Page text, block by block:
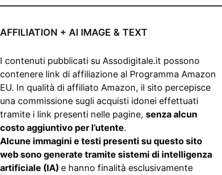
AFFILIATION + AI IMAGE & TEXT
I contenuti pubblicati su Assodigitale.it possono
contenere link di affiliazione al Programma Amazon
EU. In qualità di affiliato Amazon, il sito percepisce
una commissione sugli acquisti idonei effettuati
tramite i link presenti nelle pagine, senza alcun
costo aggiuntivo per l’utente.
Alcune immagini e testi presenti su questo sito
web sono generate tramite sistemi di intelligenza
artificiale (IA) e hanno finalità esclusivamente